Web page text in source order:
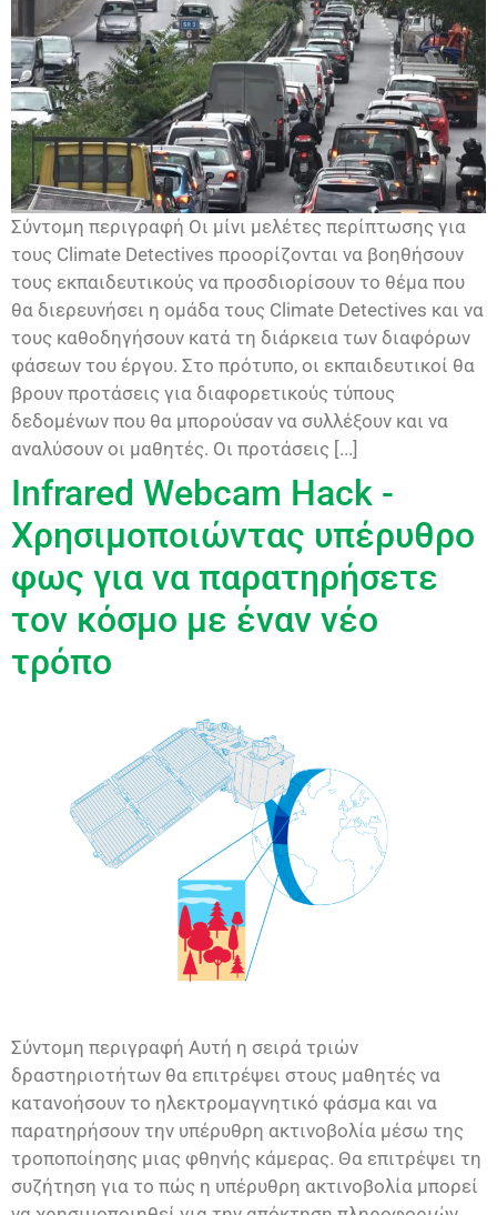
Σύντομη περιγραφή Οι μίνι μελέτες περίπτωσης για
τους Climate Detectives προορίζονται να βοηθήσουν
τους εκπαιδευτικούς να προσδιορίσουν το θέμα που
θα διερευνήσει η ομάδα τους Climate Detectives και να
τους καθοδηγήσουν κατά τη διάρκεια των διαφόρων
φάσεων του έργου. Στο πρότυπο, οι εκπαιδευτικοί θα
βρουν προτάσεις για διαφορετικούς τύπους
δεδομένων που θα μπορούσαν να συλλέξουν και να
αναλύσουν οι μαθητές. Οι προτάσεις [...]
Infrared Webcam Hack -
Χρησιμοποιώντας υπέρυθρο
φως για να παρατηρήσετε
τον κόσμο με έναν νέο
τρόπο
Σύντομη περιγραφή Αυτή η σειρά τριών
δραστηριοτήτων θα επιτρέψει στους μαθητές να
κατανοήσουν το ηλεκτρομαγνητικό φάσμα και να
παρατηρήσουν την υπέρυθρη ακτινοβολία μέσω της
τροποποίησης μιας φθηνής κάμερας. Θα επιτρέψει τη
συζήτηση για το πώς η υπέρυθρη ακτινοβολία μπορεί